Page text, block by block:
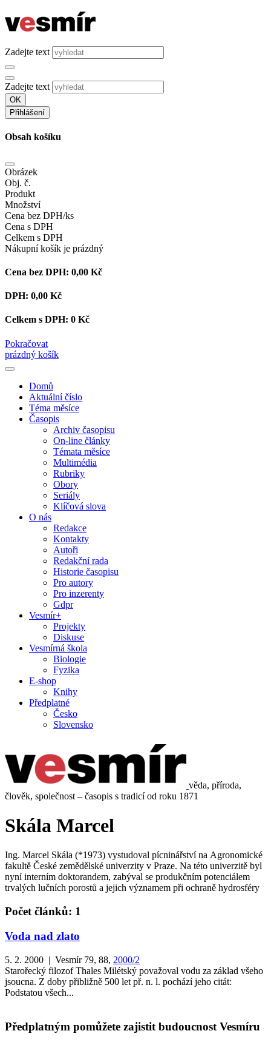
Zadejte text
Zadejte text
OK
Přihlášení
Obsah košíku
Obrázek
Obj. č.
Produkt
Množství
Cena bez DPH/ks
Cena s DPH
Celkem s DPH
Nákupní košík je prázdný
Cena bez DPH: 0,00 Kč
DPH: 0,00 Kč
Celkem s DPH: 0 Kč
Pokračovat
prázdný košík
Domů
Aktuální číslo
Téma měsíce
Časopis
Archiv časopisu
On-line články
Témata měsíce
Multimédia
Rubriky
Obory
Seriály
Klíčová slova
O nás
Redakce
Kontakty
Autoři
Redakční rada
Historie časopisu
Pro autory
Pro inzerenty
Gdpr
Vesmír+
Projekty
Diskuse
Vesmírná škola
Biologie
Fyzika
E-shop
Knihy
Předplatné
Česko
Slovensko
věda, příroda,
člověk, společnost – časopis s tradicí od roku 1871
Skála Marcel
Ing. Marcel Skála (*1973) vystudoval pícninářství na Agronomické
fakultě České zemědělské univerzity v Praze. Na této univerzitě byl
nyní interním doktorandem, zabýval se produkčním potenciálem
trvalých lučních porostů a jejich významem při ochraně hydrosféry
Počet článků: 1
Voda nad zlato
5. 2. 2000 | Vesmír 79, 88, 2000/2
Starořecký filozof Thales Milétský považoval vodu za základ všeho
jsoucna. Z doby přibližně 500 let př. n. l. pochází jeho citát:
Podstatou všech...
Předplatným pomůžete zajistit budoucnost Vesmíru